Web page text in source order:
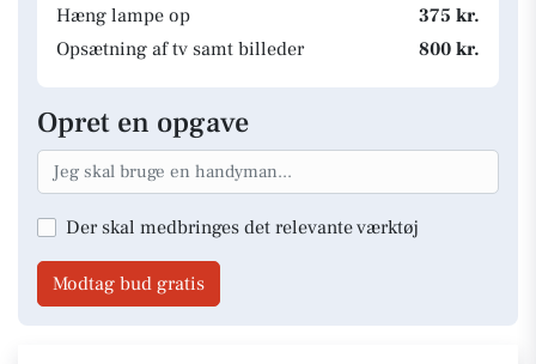
Hæng lampe op
375 kr.
Opsætning af tv samt billeder
800 kr.
Opret en opgave
Der skal medbringes det relevante værktøj
Modtag bud gratis